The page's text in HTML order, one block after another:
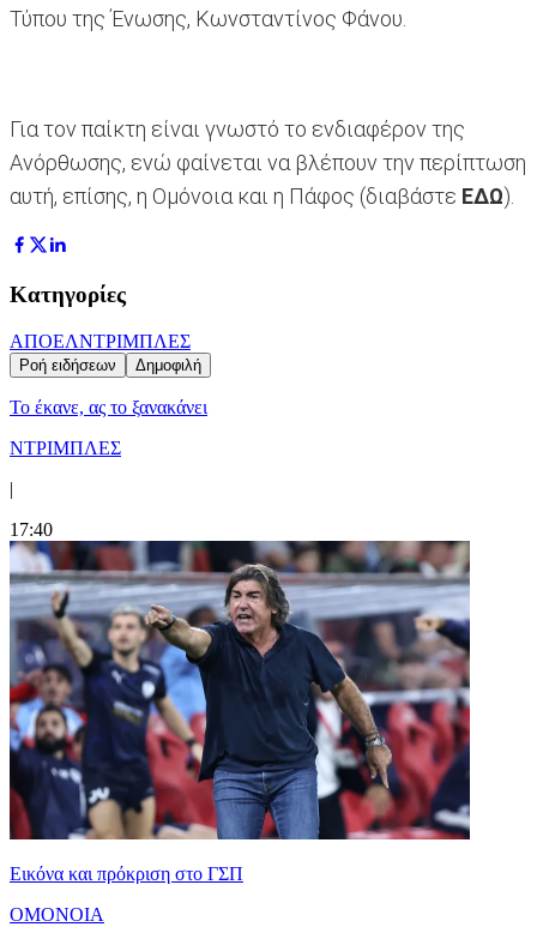
Τύπου της Ένωσης, Κωνσταντίνος Φάνου.
Για τον παίκτη είναι γνωστό το ενδιαφέρον της
Ανόρθωσης, ενώ φαίνεται να βλέπουν την περίπτωση
αυτή, επίσης, η Ομόνοια και η Πάφος (διαβάστε ΕΔΩ).
Κατηγορίες
ΑΠΟΕΛΝΤΡΙΜΠΛΕΣ
Ροή ειδήσεων Δημοφιλή
Το έκανε, ας το ξανακάνει
ΝΤΡΙΜΠΛΕΣ
|
17:40
Εικόνα και πρόκριση στο ΓΣΠ
ΟΜΟΝΟΙΑ